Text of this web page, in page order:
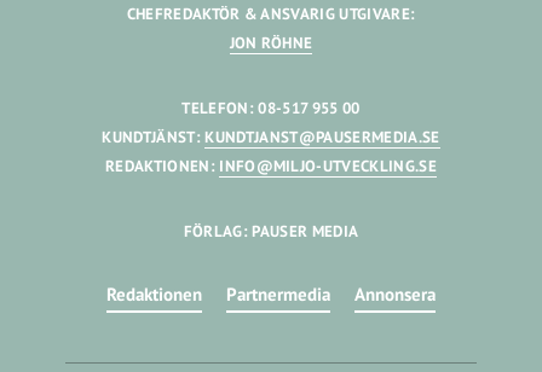
CHEFREDAKTÖR & ANSVARIG UTGIVARE:
JON RÖHNE
TELEFON: 08-517 955 00
KUNDTJÄNST: KUNDTJANST@PAUSERMEDIA.SE
REDAKTIONEN: INFO@MILJO-UTVECKLING.SE
FÖRLAG: PAUSER MEDIA
Redaktionen Partnermedia Annonsera